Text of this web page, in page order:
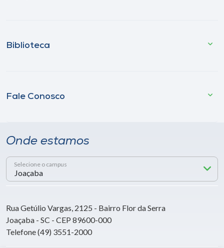
Biblioteca
Fale Conosco
Onde estamos
Selecione o campus
Rua Getúlio Vargas, 2125 - Bairro Flor da Serra
Joaçaba - SC - CEP 89600-000
Telefone (49) 3551-2000